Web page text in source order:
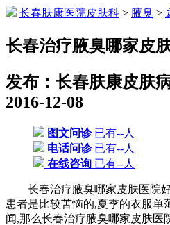
长春肤康医院皮肤科 > 腋臭 >
长春治疗腋臭哪家皮
发布：长春肤康皮肤
2016-12-08
图文问诊已有--人
电话问诊已有--人
在线咨询 已有--人
长春治疗腋臭哪家皮肤医院好
患者是比较苦恼的,夏季的衣服单
闻,那么长春治疗腋臭哪家皮肤医